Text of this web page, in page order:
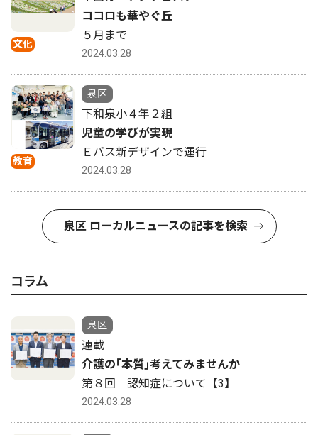
文化
ココロも華やぐ丘
５月まで
2024.03.28
教育
泉区
下和泉小４年２組
児童の学びが実現
Ｅバス新デザインで運行
2024.03.28
泉区 ローカルニュースの記事を検索
コラム
泉区
連載
介護の｢本質｣考えてみませんか
第８回 認知症について【3】
2024.03.28